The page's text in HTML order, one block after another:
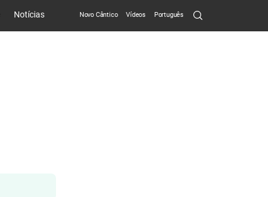
Notícias Novo Cântico Vídeos Português Search
Submit